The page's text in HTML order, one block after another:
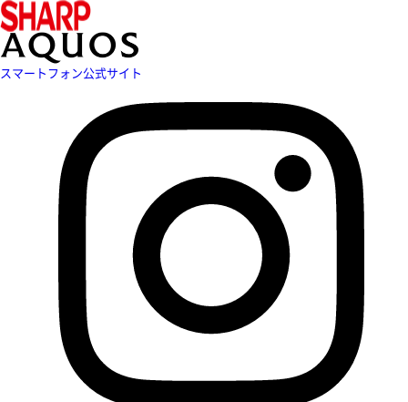
スマートフォン公式サイト